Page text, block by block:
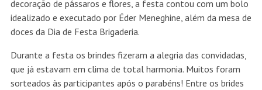
decoração de pássaros e flores, a festa contou com um bolo
idealizado e executado por Éder Meneghine, além da mesa de
doces da Dia de Festa Brigaderia.
Durante a festa os brindes fizeram a alegria das convidadas,
que já estavam em clima de total harmonia. Muitos foram
sorteados às participantes após o parabéns! Entre os brides